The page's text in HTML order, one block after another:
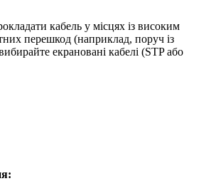
кабель у місцях із високим
перешкод (наприклад, поруч із
екрановані кабелі (STP або